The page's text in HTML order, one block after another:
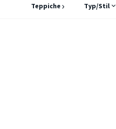
Teppiche Typ/Stil